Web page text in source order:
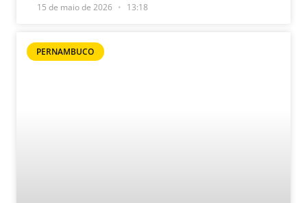
15 de maio de 2026 13:18
PERNAMBUCO